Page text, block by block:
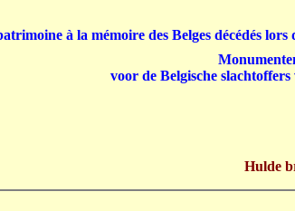
Hulde
à la mémoire des Belges décédés lors
voor de Belgische